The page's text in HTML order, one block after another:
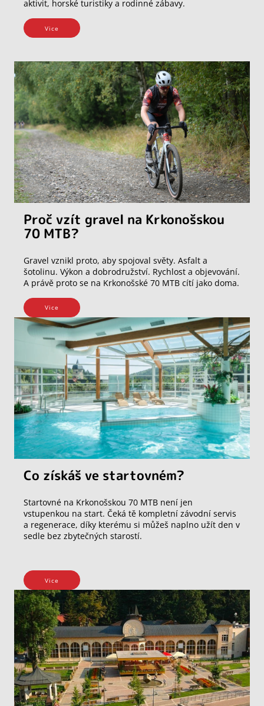
aktivit, horské turistiky a rodinné zábavy.
Vice
Proč vzít gravel na Krkonošskou
70 MTB?
Gravel vznikl proto, aby spojoval světy. Asfalt a
šotolinu. Výkon a dobrodružství. Rychlost a objevování.
A právě proto se na Krkonošské 70 MTB cítí jako doma.
Vice
Co získáš ve startovném?
Startovné na Krkonošskou 70 MTB není jen
vstupenkou na start. Čeká tě kompletní závodní servis
a regenerace, díky kterému si můžeš naplno užít den v
sedle bez zbytečných starostí.
Vice